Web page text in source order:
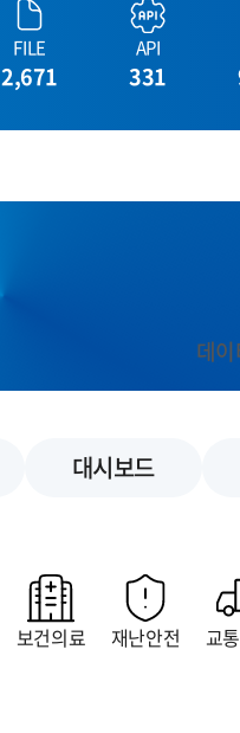
FILE
2,671
API
331
데
대시보드
보건의료 재난안전 교